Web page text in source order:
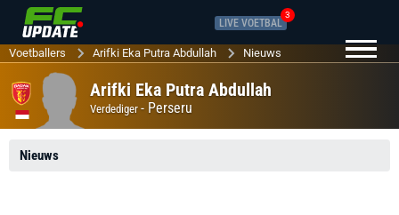
LIVE VOETBAL
3
Voetballers Arifki Eka Putra Abdullah Nieuws
Arifki Eka Putra Abdullah
Verdediger - Perseru
Nieuws